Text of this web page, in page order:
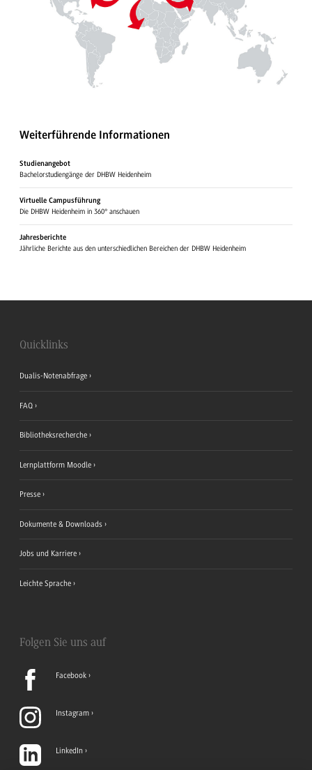
Weiterführende Informationen
Studienangebot
Bachelorstudiengänge der DHBW Heidenheim
Virtuelle Campusführung
Die DHBW Heidenheim in 360° anschauen
Jahresberichte
Jährliche Berichte aus den unterschiedlichen Bereichen der DHBW Heidenheim
Quicklinks
Dualis-Notenabfrage
FAQ
Bibliotheksrecherche
Lernplattform Moodle
Presse
Dokumente & Downloads
Jobs und Karriere
Leichte Sprache
Folgen Sie uns auf
Facebook
Instagram
LinkedIn